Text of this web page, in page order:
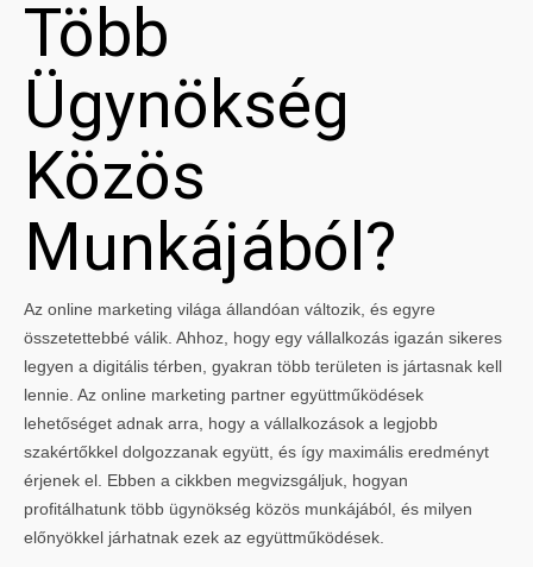
Több
Ügynökség
Közös
Munkájából?
Az online marketing világa állandóan változik, és egyre
összetettebbé válik. Ahhoz, hogy egy vállalkozás igazán sikeres
legyen a digitális térben, gyakran több területen is jártasnak kell
lennie. Az online marketing partner együttműködések
lehetőséget adnak arra, hogy a vállalkozások a legjobb
szakértőkkel dolgozzanak együtt, és így maximális eredményt
érjenek el. Ebben a cikkben megvizsgáljuk, hogyan
profitálhatunk több ügynökség közös munkájából, és milyen
előnyökkel járhatnak ezek az együttműködések.